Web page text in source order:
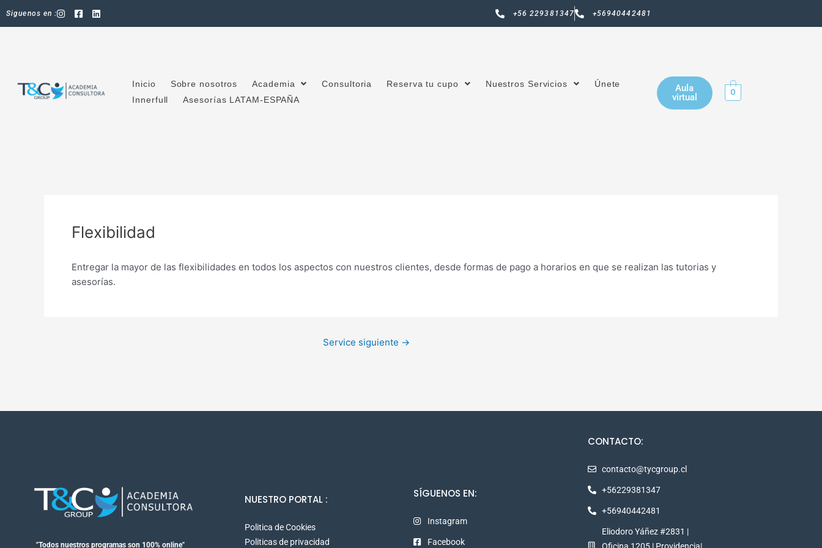
Siguenos en : +56 229381347 +56940442481
Inicio Sobre nosotros Academia Consultoria Reserva tu cupo Nuestros Servicios
Únete
Innerfull
Asesorías LATAM-ESPAÑA
Aula
virtual
0
Flexibilidad
Entregar la mayor de las flexibilidades en todos los aspectos con nuestros clientes, desde formas de pago a horarios en que se realizan las tutorias y
asesorías.
Service siguiente →
"Todos nuestros programas son 100% online"
NUESTRO PORTAL :
Politica de Cookies
Politicas de privacidad
SÍGUENOS EN:
Instagram
Facebook
CONTACTO:
contacto@tycgroup.cl
+56229381347
+56940442481
Eliodoro Yáñez #2831 |